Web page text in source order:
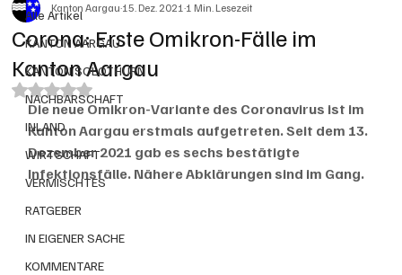
Alle Artikel
KANTON AARGAU
KANTON SOLOTHURN
NACHBARSCHAFT
INLAND
WIRTSCHAFT
VERMISCHTES
RATGEBER
IN EIGENER SACHE
KOMMENTARE
Corona: Erste Omikron-Fälle im
Kanton Aargau
Kanton Aargau15. Dez. 20211 Min. Lesezeit
Mit NaN von 5 Sternen bewertet.
Die neue Omikron-Variante des Coronavirus ist im
Kanton Aargau erstmals aufgetreten. Seit dem 13.
Dezember 2021 gab es sechs bestätigte
Infektionsfälle. Nähere Abklärungen sind im Gang.